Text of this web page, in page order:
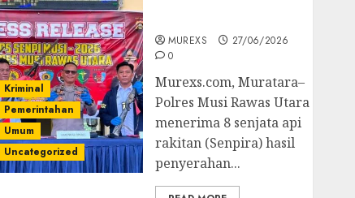
Kriminal
Pemerintahan
Umum
Uncategorized
MUREXS
27/06/2026
0
Murexs.com, Muratara–
Polres Musi Rawas Utara
menerima 8 senjata api
rakitan (Senpira) hasil
penyerahan...